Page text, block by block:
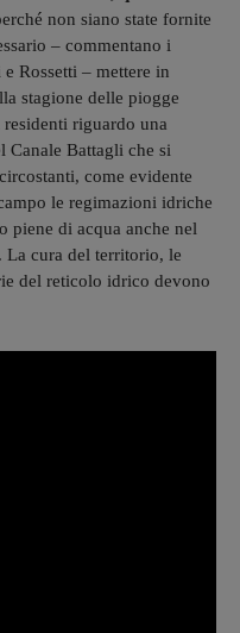
non siano state fornite
– commentano i
Rossetti – mettere in
stagione delle piogge
riguardo una
Canale Battagli che si
come evidente
le regimazioni idriche
piene di acqua anche nel
La cura del territorio, le
del reticolo idrico devono